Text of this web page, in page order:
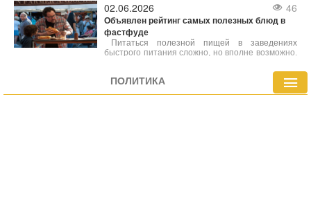
от ваших индивидуальных потребностей.
02.06.2026 46
Объявлен рейтинг самых полезных блюд в
фастфуде
Питаться полезной пищей в заведениях
быстрого питания сложно, но вполне возможно.
вариантов фастфуда, которые содержат
меньше калорий или богаче витаминов и
минералов по сравнению с другими блюдами
ПОЛИТИКА